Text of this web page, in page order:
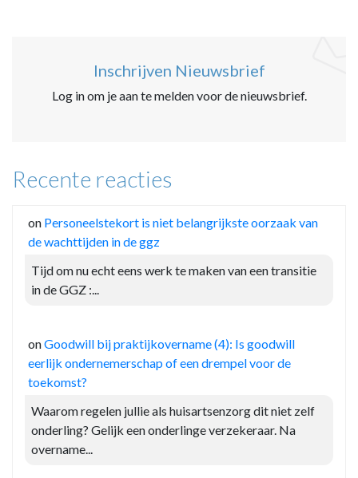
Inschrijven Nieuwsbrief
Log in om je aan te melden voor de nieuwsbrief.
Recente reacties
on Personeelstekort is niet belangrijkste oorzaak van
de wachttijden in de ggz
Tijd om nu echt eens werk te maken van een transitie
in de GGZ :...
onGoodwill bij praktijkovername (4): Is goodwill
eerlijk ondernemerschap of een drempel voor de
toekomst?
Waarom regelen jullie als huisartsenzorg dit niet zelf
onderling? Gelijk een onderlinge verzekeraar. Na
overname...